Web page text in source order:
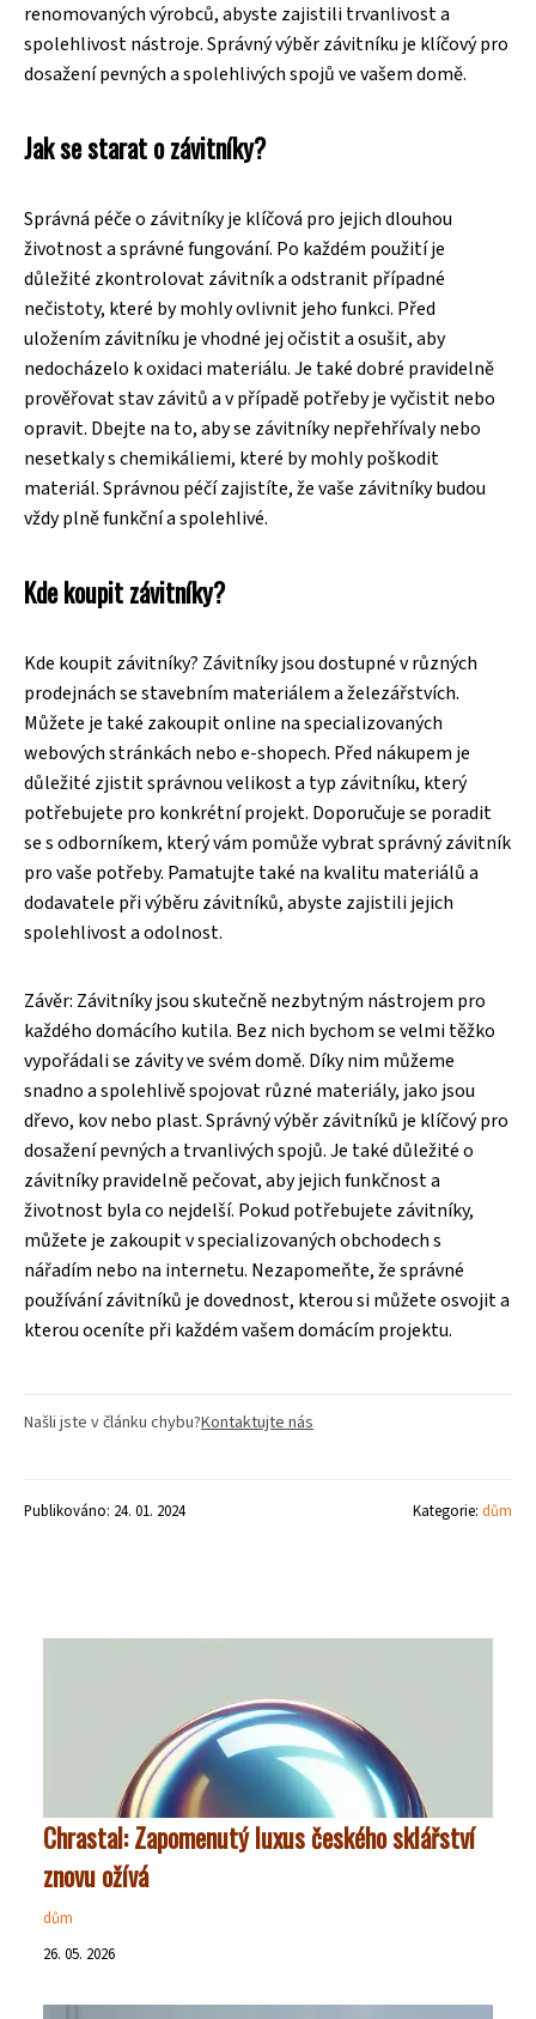
renomovaných výrobců, abyste zajistili trvanlivost a
spolehlivost nástroje. Správný výběr závitníku je klíčový pro
dosažení pevných a spolehlivých spojů ve vašem domě.
Jak se starat o závitníky?
Správná péče o závitníky je klíčová pro jejich dlouhou
životnost a správné fungování. Po každém použití je
důležité zkontrolovat závitník a odstranit případné
nečistoty, které by mohly ovlivnit jeho funkci. Před
uložením závitníku je vhodné jej očistit a osušit, aby
nedocházelo k oxidaci materiálu. Je také dobré pravidelně
prověřovat stav závitů a v případě potřeby je vyčistit nebo
opravit. Dbejte na to, aby se závitníky nepřehřívaly nebo
nesetkaly s chemikáliemi, které by mohly poškodit
materiál. Správnou péčí zajistíte, že vaše závitníky budou
vždy plně funkční a spolehlivé.
Kde koupit závitníky?
Kde koupit závitníky? Závitníky jsou dostupné v různých
prodejnách se stavebním materiálem a železářstvích.
Můžete je také zakoupit online na specializovaných
webových stránkách nebo e-shopech. Před nákupem je
důležité zjistit správnou velikost a typ závitníku, který
potřebujete pro konkrétní projekt. Doporučuje se poradit
se s odborníkem, který vám pomůže vybrat správný závitník
pro vaše potřeby. Pamatujte také na kvalitu materiálů a
dodavatele při výběru závitníků, abyste zajistili jejich
spolehlivost a odolnost.
Závěr: Závitníky jsou skutečně nezbytným nástrojem pro
každého domácího kutila. Bez nich bychom se velmi těžko
vypořádali se závity ve svém domě. Díky nim můžeme
snadno a spolehlivě spojovat různé materiály, jako jsou
dřevo, kov nebo plast. Správný výběr závitníků je klíčový pro
dosažení pevných a trvanlivých spojů. Je také důležité o
závitníky pravidelně pečovat, aby jejich funkčnost a
životnost byla co nejdelší. Pokud potřebujete závitníky,
můžete je zakoupit v specializovaných obchodech s
nářadím nebo na internetu. Nezapomeňte, že správné
používání závitníků je dovednost, kterou si můžete osvojit a
kterou oceníte při každém vašem domácím projektu.
Našli jste v článku chybu?Kontaktujte nás
Publikováno: 24. 01. 2024 Kategorie: dům
Chrastal: Zapomenutý luxus českého sklářství
znovu ožívá
dům
26. 05. 2026